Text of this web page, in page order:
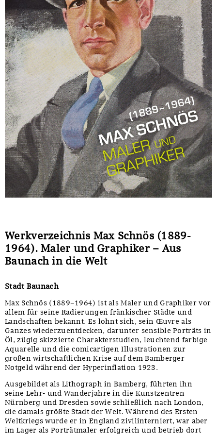
Werkverzeichnis Max Schnös (1889-
1964). Maler und Graphiker – Aus
Baunach in die Welt
Stadt Baunach
Max Schnös (1889–1964) ist als Maler und Graphiker vor
allem für seine Radierungen fränkischer Städte und
Landschaften bekannt. Es lohnt sich, sein Œuvre als
Ganzes wiederzuentdecken, darunter sensible Porträts in
Öl, zügig skizzierte Charakterstudien, leuchtend farbige
Aquarelle und die comicartigen Illustrationen zur
großen wirtschaftlichen Krise auf dem Bamberger
Notgeld während der Hyperinflation 1923.
Ausgebildet als Lithograph in Bamberg, führten ihn
seine Lehr- und Wanderjahre in die Kunstzentren
Nürnberg und Dresden sowie schließlich nach London,
die damals größte Stadt der Welt. Während des Ersten
Weltkriegs wurde er in England zivilinterniert, war aber
im Lager als Porträtmaler erfolgreich und betrieb dort
Sonstiges